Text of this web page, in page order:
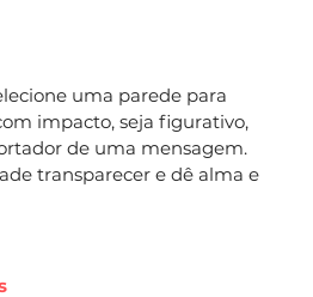
uma parede para
impacto, seja figurativo,
de uma mensagem.
transparecer e dê alma e